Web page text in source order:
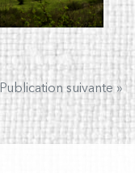
Publication suivante »